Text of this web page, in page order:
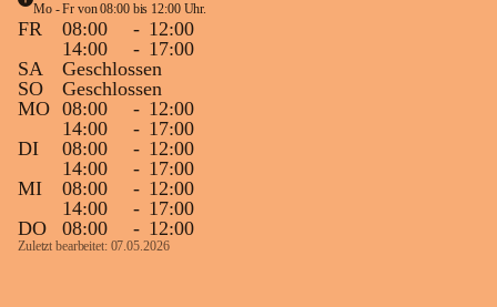
Mo - Fr von 08:00 bis 12:00 Uhr.
FR 08:00 - 12:00
14:00
- 17:00
SA
Geschlossen
SO
Geschlossen
MO 08:00 - 12:00
14:00
- 17:00
DI
08:00 - 12:00
14:00
- 17:00
MI
08:00 - 12:00
14:00
- 17:00
DO
08:00 - 12:00
Zuletzt bearbeitet: 07.05.2026